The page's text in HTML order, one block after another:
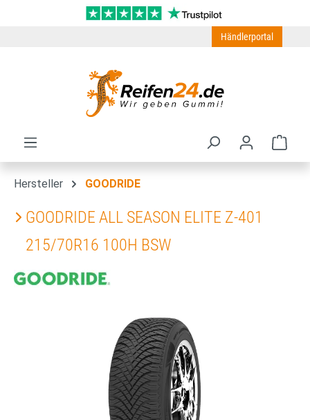
Zum Hauptinhalt springen
Händlerportal
Hersteller GOODRIDE
GOODRIDE ALL SEASON ELITE Z-401
215/70R16 100H BSW
Bildergalerie überspringen